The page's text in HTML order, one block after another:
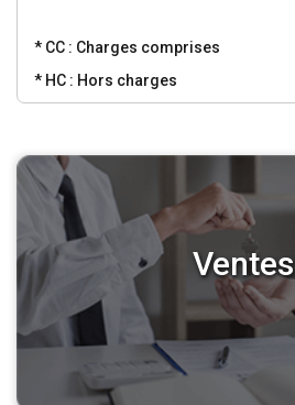
* CC : Charges comprises
* HC : Hors charges
Ventes